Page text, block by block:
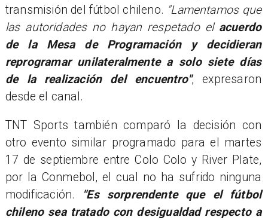
transmisión del fútbol chileno. "Lamentamos que
las autoridades no hayan respetado el acuerdo
de la Mesa de Programación y decidieran
reprogramar unilateralmente a solo siete días
de la realización del encuentro", expresaron
desde el canal.
TNT Sports también comparó la decisión con
otro evento similar programado para el martes
17 de septiembre entre Colo Colo y River Plate,
por la Conmebol, el cual no ha sufrido ninguna
modificación.
"Es sorprendente que el fútbol
chileno sea tratado con desigualdad respecto a